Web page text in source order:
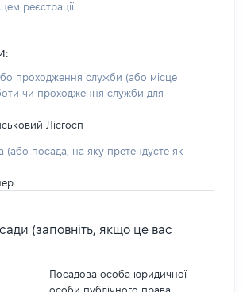
реєстрації
проходження служби (або місце
чи проходження служби для
Лісгосп
(або посада, на яку претендуєте як
(заповніть, якщо це вас
Посадова особа юридичної
особи публічного права